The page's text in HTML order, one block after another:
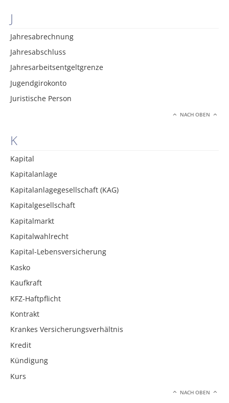
J
Jahresabrechnung
Jahresabschluss
Jahresarbeitsentgeltgrenze
Jugendgirokonto
Juristische Person
NACH OBEN
K
Kapital
Kapitalanlage
Kapitalanlagegesellschaft (KAG)
Kapitalgesellschaft
Kapitalmarkt
Kapitalwahlrecht
Kapital-Lebensversicherung
Kasko
Kaufkraft
KFZ-Haftpflicht
Kontrakt
Krankes Versicherungsverhältnis
Kredit
Kündigung
Kurs
NACH OBEN